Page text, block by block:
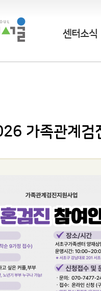
센터소식
가족관계검